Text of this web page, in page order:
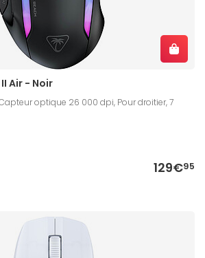
Air - Noir
optique 26 000 dpi, Pour droitier, 7
129€95